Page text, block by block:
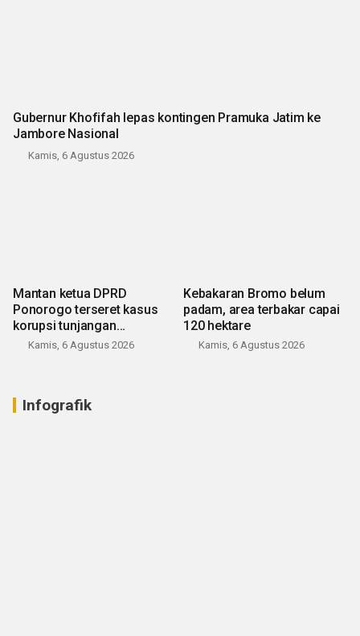
Gubernur Khofifah lepas kontingen Pramuka Jatim ke
Jambore Nasional
Kamis, 6 Agustus 2026
Mantan ketua DPRD
Ponorogo terseret kasus
korupsi tunjangan
perumahan
Kamis, 6 Agustus 2026
Kebakaran Bromo belum
padam, area terbakar capai
120 hektare
Kamis, 6 Agustus 2026
Infografik